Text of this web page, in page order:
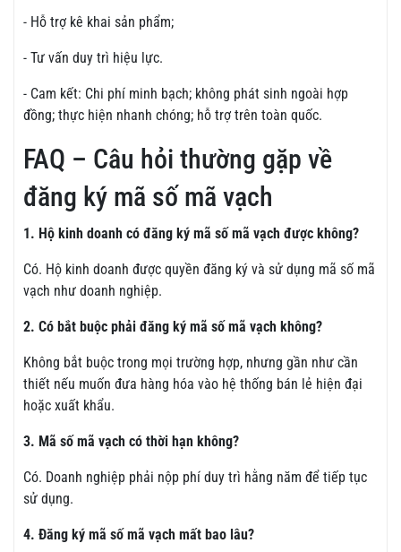
- Hỗ trợ kê khai sản phẩm;
- Tư vấn duy trì hiệu lực.
- Cam kết: Chi phí minh bạch; không phát sinh ngoài hợp
đồng; thực hiện nhanh chóng; hỗ trợ trên toàn quốc.
FAQ – Câu hỏi thường gặp về
đăng ký mã số mã vạch
1. Hộ kinh doanh có đăng ký mã số mã vạch được không?
Có. Hộ kinh doanh được quyền đăng ký và sử dụng mã số mã
vạch như doanh nghiệp.
2. Có bắt buộc phải đăng ký mã số mã vạch không?
Không bắt buộc trong mọi trường hợp, nhưng gần như cần
thiết nếu muốn đưa hàng hóa vào hệ thống bán lẻ hiện đại
hoặc xuất khẩu.
3. Mã số mã vạch có thời hạn không?
Có. Doanh nghiệp phải nộp phí duy trì hằng năm để tiếp tục
sử dụng.
4. Đăng ký mã số mã vạch mất bao lâu?